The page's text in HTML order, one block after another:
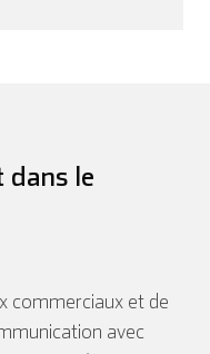
le
commerciaux et de
avec